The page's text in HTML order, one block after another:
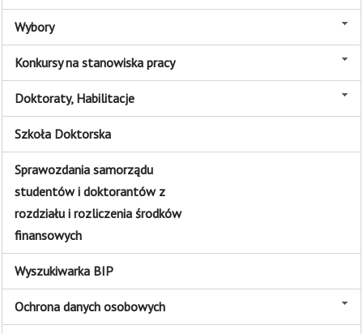
Wybory
Konkursy na stanowiska pracy
Doktoraty, Habilitacje
Szkoła Doktorska
Sprawozdania samorządu
studentów i doktorantów z
rozdziału i rozliczenia środków
finansowych
Wyszukiwarka BIP
Ochrona danych osobowych